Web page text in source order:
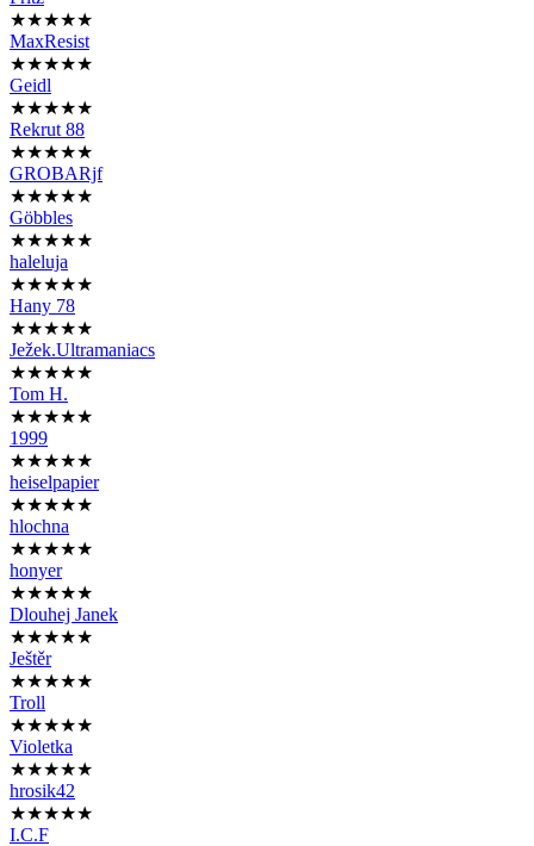
★★★★★
MaxResist
★★★★★
Geidl
★★★★★
Rekrut 88
★★★★★
GROBARjf
★★★★★
Göbbles
★★★★★
haleluja
★★★★★
Hany 78
★★★★★
Ježek.Ultramaniacs
★★★★★
Tom H.
★★★★★
1999
★★★★★
heiselpapier
★★★★★
hlochna
★★★★★
honyer
★★★★★
Dlouhej Janek
★★★★★
Ještěr
★★★★★
Troll
★★★★★
Violetka
★★★★★
hrosik42
★★★★★
I.C.F